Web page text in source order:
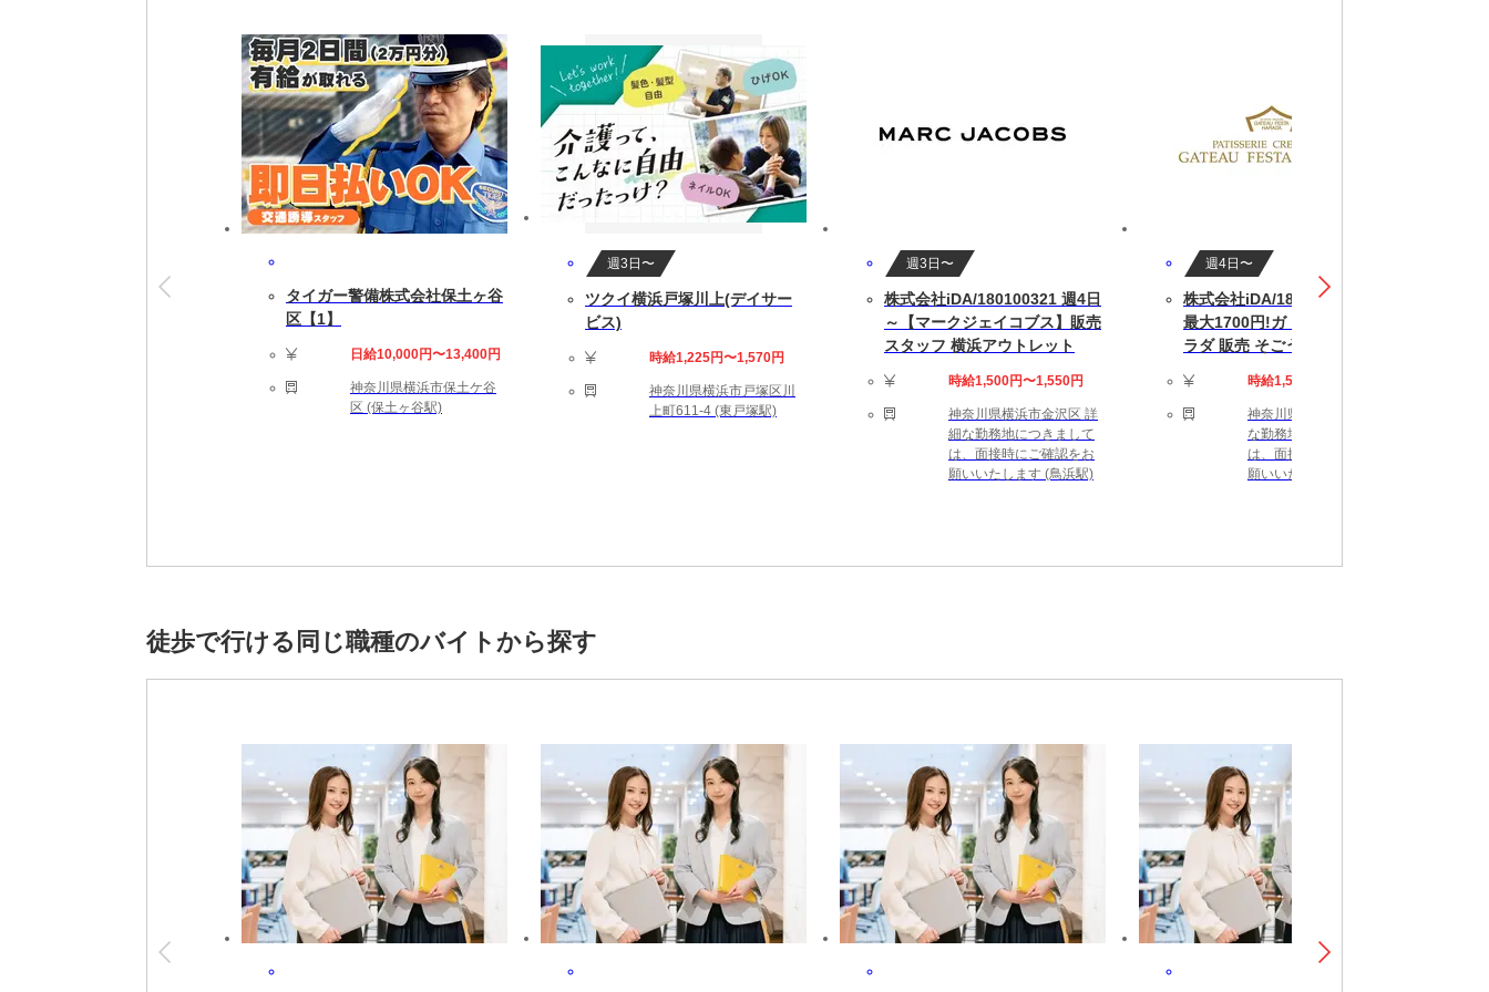
就業開始後も専属担当者がしっかりフォローします
※就業開始前に来社が必要な場合があります
【勤務詳細】
09:00～17:40 実働7時間40分 休憩60分 残業は10～15(時間/月)です。
完全週休2日制（土日祝休み） ※企業カレンダーによる
即日～長期(3ヶ月以上)
★勤務スタート日はご相談可能です。ご就業中の方もお気軽にご相談ください。
【勤務地備考】
◆職場の環境：【たばこ：禁煙】〔完備〕食堂／ロッカー
【こんなスキルや経験のある方を歓迎します！】 マニュアル制作または翻訳業務の経験をお持ちの方。
タイガー警備株式会社保土ヶ谷
区【1】
日給10,000円〜13,400円
神奈川県横浜市保土ケ谷
区 (保土ヶ谷駅)
週3日〜
ツクイ横浜戸塚川上(デイサー
ビス)
時給1,225円〜1,570円
神奈川県横浜市戸塚区川
上町611-4 (東戸塚駅)
週3日〜
株式会社iDA/180100321 週4日
～【マークジェイコブス】販売
スタッフ 横浜アウトレット
時給1,500円〜1,550円
神奈川県横浜市金沢区 詳
細な勤務地につきまして
は、面接時にご確認をお
願いいたします (鳥浜駅)
週4日〜
株式会社iDA/180100372 短期×
最大1700円!ガトーフェスタハ
ラダ 販売 そごう横浜
時給1,550円〜1,700円
神奈川県横浜市西区 詳細
な勤務地につきまして
は、面接時にご確認をお
願いいたします (横浜駅)
徒歩で行ける同じ職種のバイトから探す